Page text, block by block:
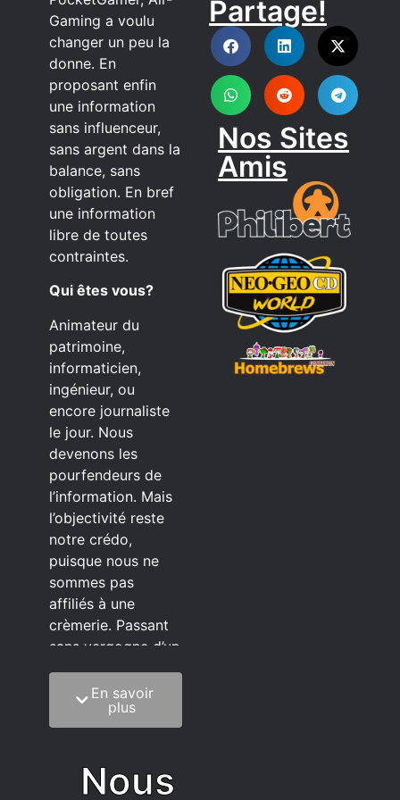
Gaming a voulu
changer un peu la
donne. En
proposant enfin
une information
sans influenceur,
sans argent dans la
balance, sans
obligation. En bref
une information
libre de toutes
contraintes.
Qui êtes vous?
Animateur du
patrimoine,
informaticien,
ingénieur, ou
encore journaliste
le jour. Nous
devenons les
pourfendeurs de
l’information. Mais
l’objectivité reste
notre crédo,
puisque nous ne
sommes pas
affiliés à une
crèmerie. Passant
sans vergogne d’un
C’est quoi notre
méthode?
sagesse de la
En savoir
plus
Nous
DISCORD
Partage!
Nos Sites
Amis